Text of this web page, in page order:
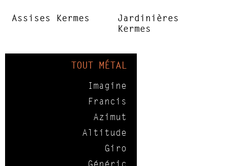
TOUT MÉTAL
Imagine
Francis
Azimut
Altitude
Giro
Assises Kermes
Jardinières
Kermes